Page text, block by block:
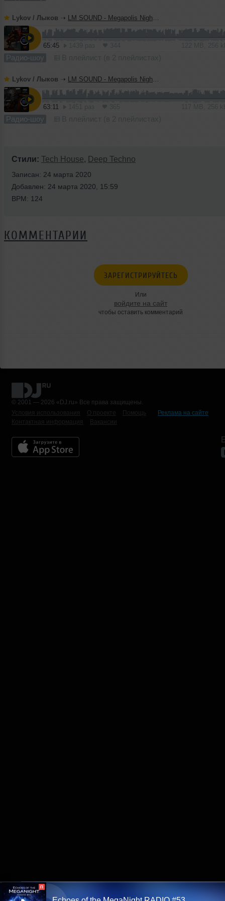
Lykov / Лыков ➝ LM SOUND - Megapolis Night 07.07.2026
65:45
Радио-шоу
Lykov / Лыков ➝ LM SOUND - Megapolis Night 30.06.2026
63:11
Радио-шоу
Стили: Tech House, Deep Techno
Записан: 24 марта 2020
Добавлен: 24 марта 2020, 15:59
BPM: 124
КОММЕНТАРИИ
ЗАРЕГИСТРИРУЙТЕСЬ
Или
войдите на сайт
чтобы оставить комментарий
© 2001 — 2026 «DJ.ru» Все права защищены.
Условия использования
О проекте Помощь
Реклама на сайте
Контактная информация
Вакансии
П